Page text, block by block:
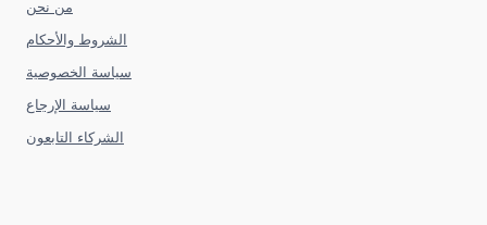
من نحن
الشروط والأحكام
سياسة الخصوصية
سياسة الإرجاع
الشركاء التابعون